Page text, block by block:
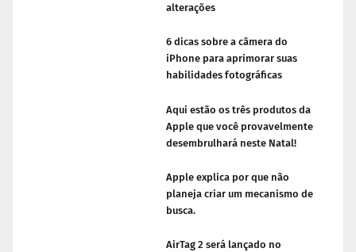
alterações
6 dicas sobre a câmera do
iPhone para aprimorar suas
habilidades fotográficas
Aqui estão os três produtos da
Apple que você provavelmente
desembrulhará neste Natal!
Apple explica por que não
planeja criar um mecanismo de
busca.
AirTag 2 será lançado no